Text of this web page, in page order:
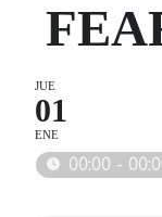
JUE
01
ENE
00:00 -